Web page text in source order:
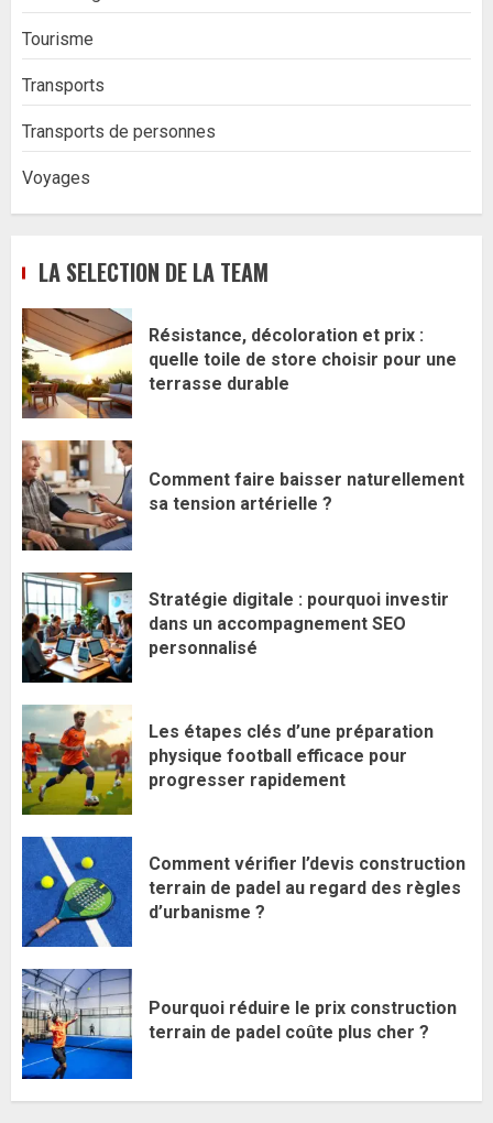
Tourisme
Transports
Transports de personnes
Voyages
LA SELECTION DE LA TEAM
Résistance, décoloration et prix :
quelle toile de store choisir pour une
terrasse durable
Comment faire baisser naturellement
sa tension artérielle ?
Stratégie digitale : pourquoi investir
dans un accompagnement SEO
personnalisé
Les étapes clés d’une préparation
physique football efficace pour
progresser rapidement
Comment vérifier l’devis construction
terrain de padel au regard des règles
d’urbanisme ?
Pourquoi réduire le prix construction
terrain de padel coûte plus cher ?